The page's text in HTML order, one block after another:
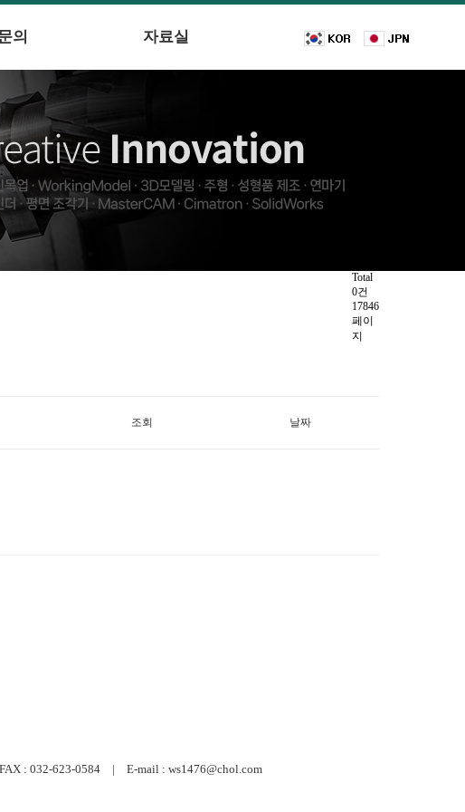
의 자료실
Total
0건
17846
페이
지
조회 날짜
: 032-623-0584 | E-mail : ws1476@chol.com